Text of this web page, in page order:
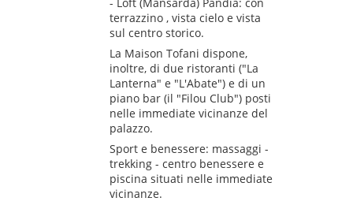
terrazzino , vista cielo e vista
sul centro storico.
La Maison Tofani dispone,
inoltre, di due ristoranti ("La
Lanterna" e "L'Abate") e di un
piano bar (il "Filou Club") posti
nelle immediate vicinanze del
palazzo.
Sport e benessere: massaggi -
trekking - centro benessere e
piscina situati nelle immediate
vicinanze.